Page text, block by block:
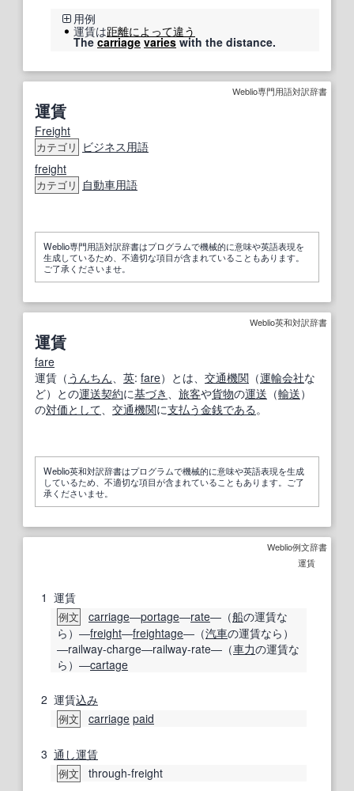
用例
運賃は距離によって違う
Thecarriage varieswith the distance.
Weblio専門用語対訳辞書
運賃
Freight
カテゴリ
ビジネス用語
freight
カテゴリ 自動車用語
Weblio専門用語対訳辞書はプログラムで機械的に意味や英語表現を
生成しているため、不適切な項目が含まれていることもあります。
ご了承くださいませ。
Weblio英和対訳辞書
運賃
fare
運賃（ うんちん、 英: fare）とは、 交通機関 （運輸会社な
ど）との運送契約に基づき 、 旅客や貨物の運送 （輸送）
の対価として、 交通機関に支払う金銭である。
Weblio英和対訳辞書はプログラムで機械的に意味や英語表現を生成
しているため、不適切な項目が含まれていることもあります。ご了
承くださいませ。
Weblio例文辞書
運賃
1 運賃
例文 carriage―portage―rate―（船の運賃な
ら）―freight―freightage―（汽車の運賃なら）
―railway-charge―railway-rate―（車力の運賃な
ら）―cartage
2 運賃込み
例文 carriage paid
3 通し運賃
例文 through-freight